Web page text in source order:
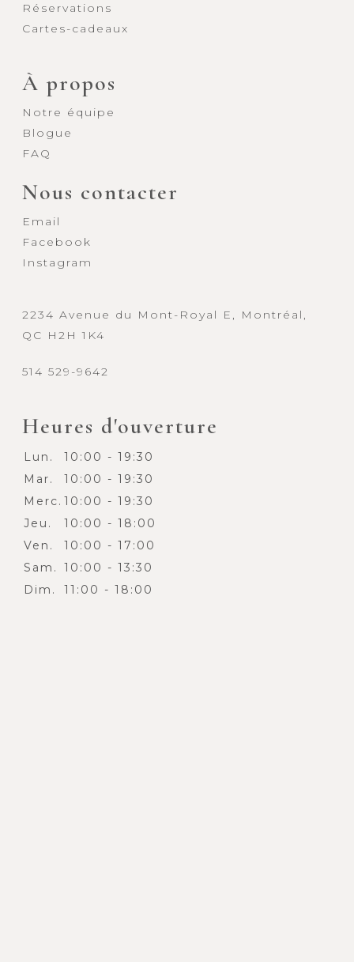
Réservations
Cartes-cadeaux
À propos
Notre équipe
Blogue
FAQ
Nous contacter
Email
Facebook
Instagram
2234 Avenue du Mont-Royal E, Montréal,
QC H2H 1K4
514 529-9642
Heures d'ouverture
Lun.
10:00 - 19:30
Mar.
10:00 - 19:30
Merc. 10:00 - 19:30
Jeu.
10:00 - 18:00
Ven.
10:00 - 17:00
Sam.
10:00 - 13:30
Dim.
11:00 - 18:00